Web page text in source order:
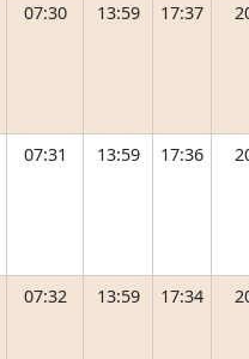
07:30 13:59 17:37
07:31 13:59 17:36
07:32 13:59 17:34